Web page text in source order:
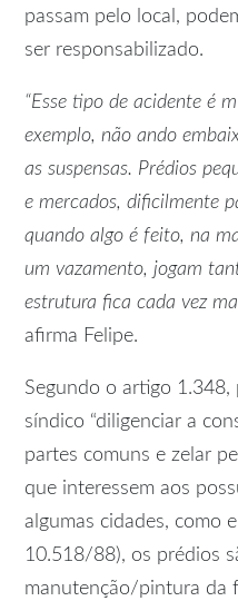
passam pelo local,
ser responsabilizado.
“Esse tipo de acidente é
exemplo, não ando
as suspensas. Prédios
e mercados, dificilmente
quando algo é feito, na
um vazamento, jogam
estrutura fica cada vez
afirma Felipe.
Segundo o artigo 1.348,
síndico “diligenciar a
partes comuns e zelar
que interessem aos
algumas cidades, como
10.518/88), os prédios
manutenção/pintura da